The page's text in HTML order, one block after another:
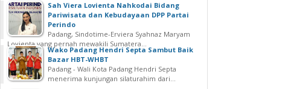
Sah Viera Lovienta Nahkodai Bidang
Pariwisata dan Kebudayaan DPP Partai
Perindo
Padang, Sindotime-Erviera Syahnaz Maryam
Lovienta yang pernah mewakili Sumatera...
Wako Padang Hendri Septa Sambut Baik
Bazar HBT-WHBT
Padang - Wali Kota Padang Hendri Septa
menerima kunjungan silaturahim dari...